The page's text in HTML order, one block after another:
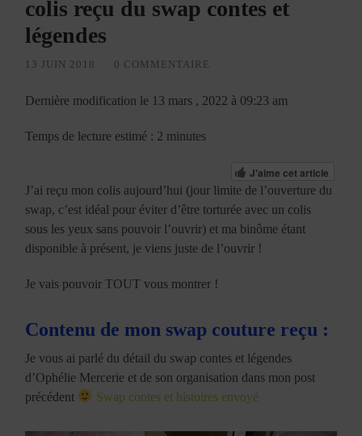
mobile
colis reçu du swap contes et
légendes
13 JUIN 2018 0 COMMENTAIRE
Dernière modification le 13 mars , 2022 à 09:23 am
Temps de lecture estimé : 2 minutes
J'aime cet article
J’ai reçu mon colis aujourd’hui (jour limite de l’ouverture du
swap, c’est idéal pour éviter d’être torturée avec un colis
sous les yeux sans pouvoir l’ouvrir) et ma binôme étant
disponible à présent, je viens juste de l’ouvrir !
Je vais pouvoir TOUT vous montrer !
Contenu de mon swap couture reçu :
Je vous ai parlé du détail du swap contes et légendes
d’Ophélie Mercerie et de son organisation dans mon post
précédent
Swap contes et histoires envoyé